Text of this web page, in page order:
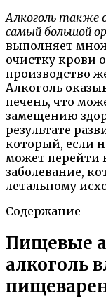
Алкоголь также
самый большой
выполняет
очистку крови
производство
Алкоголь
печень, что
замещению
результате
который, если
может перейти
заболевание,
летальному
Содержание
Пищевые
алкоголь